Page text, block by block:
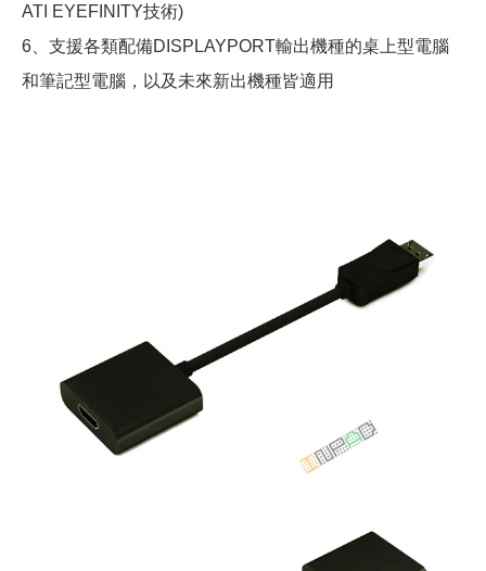
ATI EYEFINITY技術)
6、支援各類配備DISPLAYPORT輸出機種的桌上型電腦
和筆記型電腦，以及未來新出機種皆適用